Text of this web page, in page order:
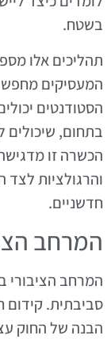
בשטח.
תהליכים אלו
המעסיקים
הסטודנטים
בתחום, שיכולים
הכשרה זו
והרגולציות לצד
חדשניים.
המרחב
המרחב הציבורי
סביבתית. קידום
הבנה של החוק